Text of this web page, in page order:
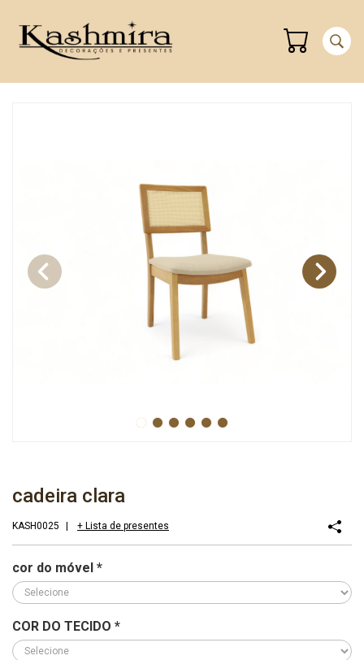
cadeira clara
KASH0025 + Lista de presentes
cor do móvel *
COR DO TECIDO *